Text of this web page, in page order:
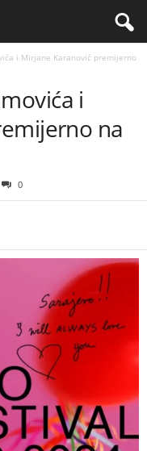
i Mirjane Karanović premijerno
i
na
0